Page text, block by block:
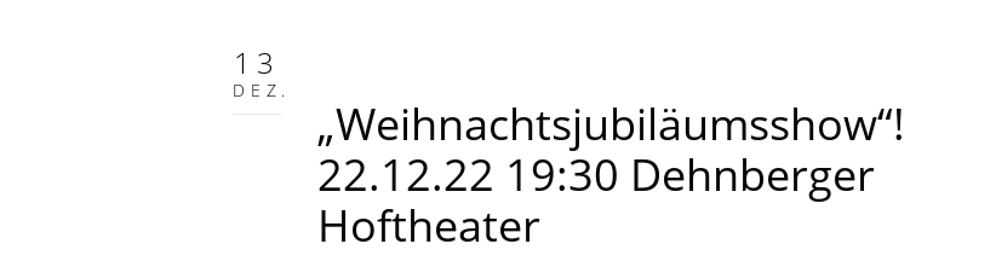
13
DEZ.
„Weihnachtsjubiläumsshow“!
22.12.22 19:30 Dehnberger
Hoftheater